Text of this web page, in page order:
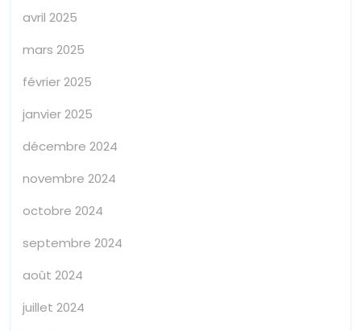
avril 2025
mars 2025
février 2025
janvier 2025
décembre 2024
novembre 2024
octobre 2024
septembre 2024
août 2024
juillet 2024